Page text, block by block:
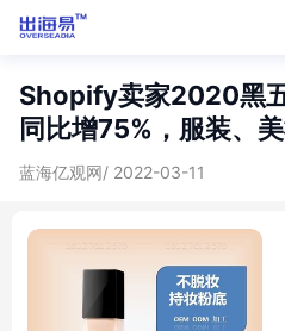
Shopify卖家2020黑
同比增75%，服装、
蓝海亿观网/ 2022-03-11